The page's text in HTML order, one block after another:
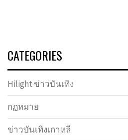
CATEGORIES
Hilight ข่าวบันเทิง
กฏหมาย
ข่าวบันเทิงเกาหลี